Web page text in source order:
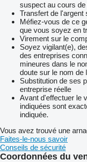
suspect au cours
Transfert de
Méfiez-vous de ce
que vous soyez en
Virement sur le
Soyez vigilant(e),
des entreprises
mineures dans le
doute sur le nom de
Substitution de ses
entreprise réelle
Avant d'effectuer le
indiquées sont
indiquée.
Vous avez trouvé une
Faites-le-nous savoir
Conseils de sécurité
Coordonnées du